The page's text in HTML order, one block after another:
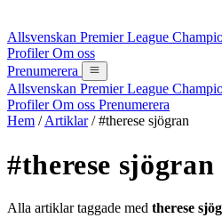
Allsvenskan Premier League
ProfilerOm oss
Prenumerera
Allsvenskan Premier League
ProfilerOm oss Prenumerera
Hem / Artiklar / #therese sjögran
#therese sjögran
Alla artiklar taggade med therese